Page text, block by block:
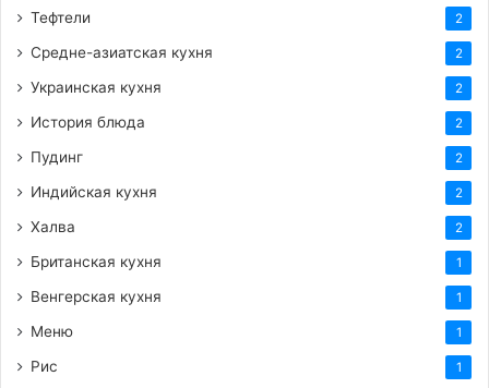
Тефтели 2
Средне-азиатская кухня 2
Украинская кухня 2
История блюда 2
Пудинг 2
Индийская кухня 2
Халва 2
Британская кухня 1
Венгерская кухня 1
Меню 1
Рис 1